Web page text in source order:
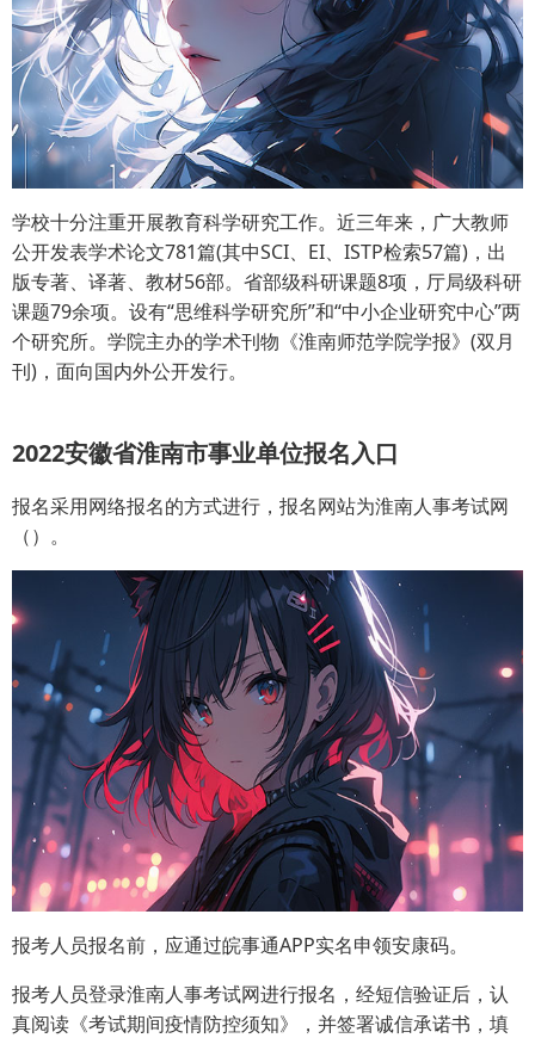
学校十分注重开展教育科学研究工作。近三年来，广大教师
公开发表学术论文781篇(其中SCI、EI、ISTP检索57篇)，出
版专著、译著、教材56部。省部级科研课题8项，厅局级科研
课题79余项。设有“思维科学研究所”和“中小企业研究中心”两
个研究所。学院主办的学术刊物《淮南师范学院学报》(双月
刊)，面向国内外公开发行。
2022安徽省淮南市事业单位报名入口
报名采用网络报名的方式进行，报名网站为淮南人事考试网
（）。
报考人员报名前，应通过皖事通APP实名申领安康码。
报考人员登录淮南人事考试网进行报名，经短信验证后，认
真阅读《考试期间疫情防控须知》，并签署诚信承诺书，填